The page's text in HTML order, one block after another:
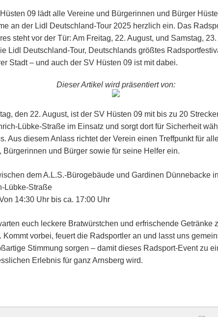
09 lädt alle Vereine und Bürgerinnen und Bürger
an der Lidl Deutschland-Tour 2025 herzlich ein. Das
steht vor der Tür: Am Freitag, 22. August, und Samstag, 23.
Lidl Deutschland-Tour, Deutschlands größtes
Stadt – und auch der SV Hüsten 09 ist mit dabei.
Dieser Artikel wird präsentiert von:
den 22. August, ist der SV Hüsten 09 mit bis zu 20
Lübke-Straße im Einsatz und sorgt dort für Sicherheit
Aus diesem Anlass richtet der Verein einen Treffpunkt für
Bürgerinnen und Bürger sowie für seine Helfer ein.
dem A.L.S.-Bürogebäude und Gardinen Dünnebacke
Lübke-Straße
14:30 Uhr bis ca. 17:00 Uhr
euch leckere Bratwürstchen und erfrischende Getränke
Kommt vorbei, feuert die Radsportler an und lasst uns
Stimmung sorgen – damit dieses Radsport-Event zu
Erlebnis für ganz Arnsberg wird.